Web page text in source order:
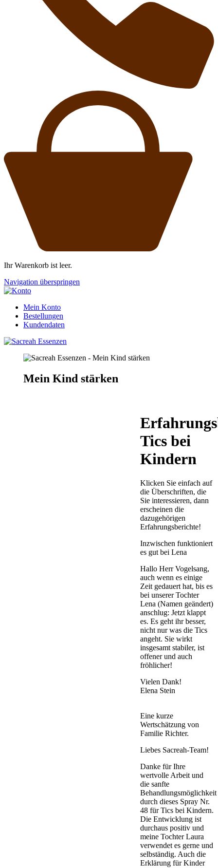
Ihr Warenkorb ist leer.
Navigation überspringen
Mein Konto
Bestellungen
Kundendaten
Mein Kind stärken
Tics bei
Kindern
Klicken Sie einfach auf
die Überschriften, die
Sie interessieren, dann
erscheinen die
dazugehörigen
Erfahrungsberichte!
Inzwischen funktioniert
es gut bei Lena
Hallo Herr Vogelsang,
auch wenn es einige
Zeit gedauert hat, bis es
bei unserer Tochter
Lena (Namen geändert)
anschlug: Jetzt klappt
es. Es geht ihr besser,
nicht nur was die Tics
angeht. Sie wirkt
insgesamt stabiler, ist
offener und auch
fröhlicher!
Vielen Dank!
Elena Stein
Eine kurze
Wertschätzung von
Familie Richter.
Liebes Sacreah-Team!
Danke für Ihre
wertvolle Arbeit und
die sanfte
Behandlungsmöglichkeit
durch dieses Spray Nr.
48 für Tics bei Kindern.
Die Entwicklung ist
durchaus positiv und
meine Tochter Laura
verwendet es gerne und
selbständig. Auch die
Erklärung für Kinder